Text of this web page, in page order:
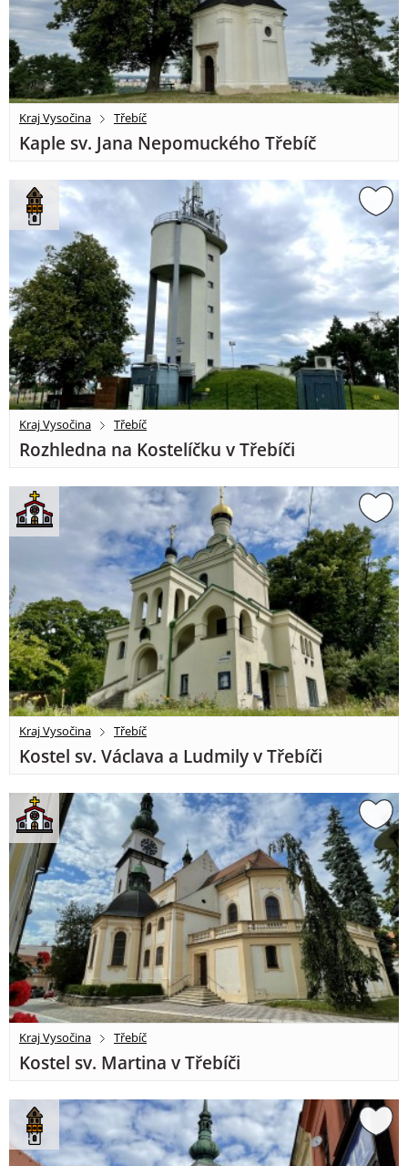
Kraj Vysočina Třebíč
Kaple sv. Jana Nepomuckého Třebíč
Kraj Vysočina Třebíč
Rozhledna na Kostelíčku v Třebíči
Kraj Vysočina Třebíč
Kostel sv. Václava a Ludmily v Třebíči
Kraj Vysočina Třebíč
Kostel sv. Martina v Třebíči